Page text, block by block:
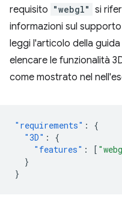
requisito "webgl" si
informazioni sul
leggi l'articolo della guida
elencare le funzionalità
come mostrato nel
"requirements" :
{
"3D" :
{
"features" : [
}
}